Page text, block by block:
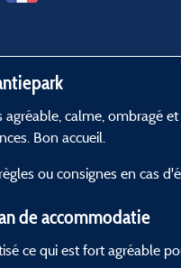
agréable, calme, ombragé
Bon accueil.
ou consignes en cas
de accommodatie
ce qui est fort agréable